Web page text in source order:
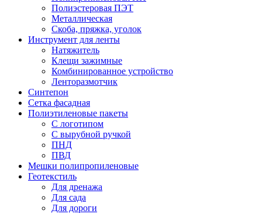
Полиэстеровая ПЭТ
Металлическая
Скоба, пряжка, уголок
Инструмент для ленты
Натяжитель
Клещи зажимные
Комбинированное устройство
Ленторазмотчик
Синтепон
Сетка фасадная
Полиэтиленовые пакеты
С логотипом
С вырубной ручкой
ПНД
ПВД
Мешки полипропиленовые
Геотекстиль
Для дренажа
Для сада
Для дороги